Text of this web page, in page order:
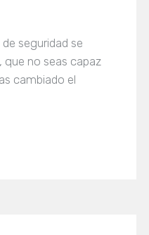
seguridad se
que no seas capaz
cambiado el